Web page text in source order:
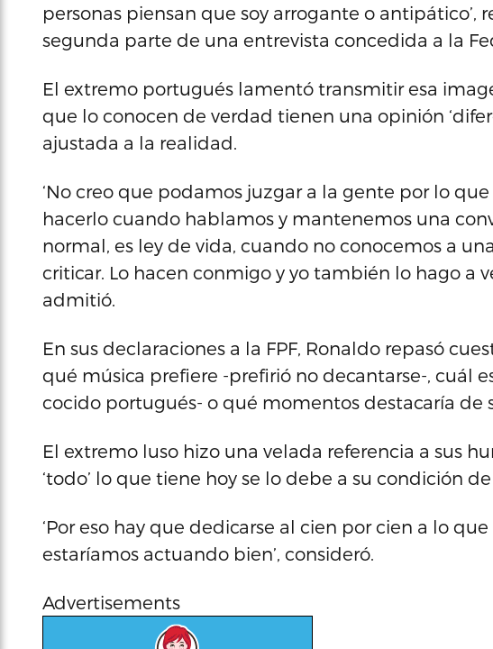
personas piensan que soy arrogante o antipático’,
segunda parte de una entrevista concedida a la
El extremo portugués lamentó transmitir esa
que lo conocen de verdad tienen una opinión
ajustada a la realidad.
‘No creo que podamos juzgar a la gente por lo
hacerlo cuando hablamos y mantenemos una
normal, es ley de vida, cuando no conocemos a
criticar. Lo hacen conmigo y yo también lo hago a
admitió.
En sus declaraciones a la FPF, Ronaldo repasó
qué música prefiere -prefirió no decantarse-, cuál
cocido portugués- o qué momentos destacaría de
El extremo luso hizo una velada referencia a sus
‘todo’ lo que tiene hoy se lo debe a su condición
‘Por eso hay que dedicarse al cien por cien a lo
estaríamos actuando bien’, consideró.
Advertisements